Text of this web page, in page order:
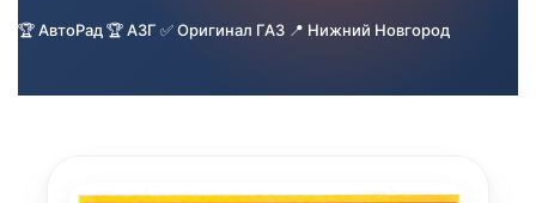
🏆 АвтоРад 🏆 АЗГ ✅ Оригинал ГАЗ 📍 Нижний Новгород